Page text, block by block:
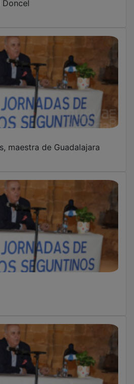
Doncel de Sigüenza
recorre el patrimonio
este Viernes Santo